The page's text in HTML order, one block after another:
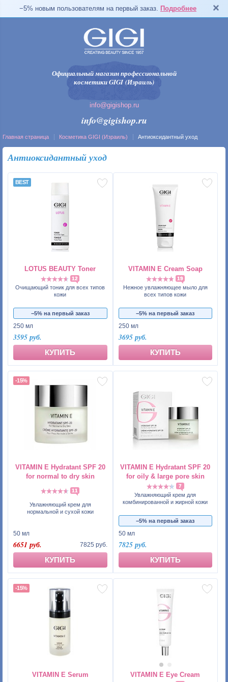
−5% новым пользователям на первый заказ. Подробнее
Официальный магазин профессиональной
косметики GIGI (Израиль)
info@gigishop.ru
info@gigishop.ru
Главная страница Косметика GIGI (Израиль) Антиоксидантный уход
Антиоксидантный уход
LOTUS BEAUTY Toner
12
Очищающий тоник для всех типов
кожи
−5% на первый заказ
250 мл
3595 руб.
КУПИТЬ
VITAMIN E Cream Soap
19
Нежное увлажняющее мыло для
всех типов кожи
−5% на первый заказ
250 мл
3695 руб.
КУПИТЬ
VITAMIN E Hydratant SPF 20
for normal to dry skin
11
Увлажняющий крем для
нормальной и сухой кожи
-15%
50 мл
6651 руб. 7825 руб.
КУПИТЬ
VITAMIN E Hydratant SPF 20
for oily & large pore skin
7
Увлажняющий крем для
комбинированной и жирной кожи
−5% на первый заказ
50 мл
7825 руб.
КУПИТЬ
VITAMIN E Serum
-15%
VITAMIN E Eye Cream